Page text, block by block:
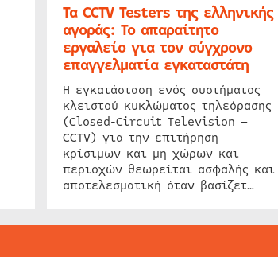
Τα CCTV Testers της ελληνικής
αγοράς: Το απαραίτητο
εργαλείο για τον σύγχρονο
επαγγελματία εγκαταστάτη
Η εγκατάσταση ενός συστήματος
κλειστού κυκλώματος τηλεόρασης
(Closed-Circuit Television –
CCTV) για την επιτήρηση
κρίσιμων και μη χώρων και
περιοχών θεωρείται ασφαλής και
αποτελεσματική όταν βασίζετ…